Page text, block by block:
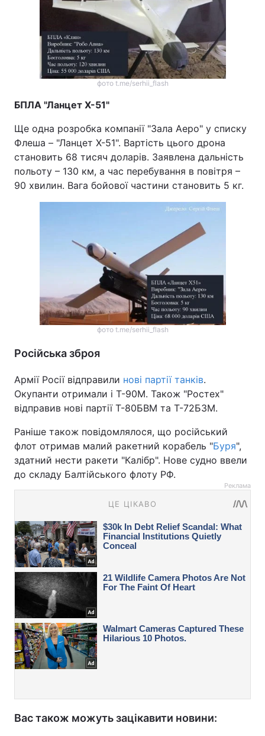
фото t.me/serhii_flash
БПЛА "Ланцет Х-51"
Ще одна розробка компанії "Зала Аеро" у списку
Флеша – "Ланцет Х-51". Вартість цього дрона
становить 68 тисяч доларів. Заявлена дальність
польоту – 130 км, а час перебування в повітря –
90 хвилин. Вага бойової частини становить 5 кг.
фото t.me/serhii_flash
Російська зброя
Армії Росії відправили нові партії танків.
Окупанти отримали і Т-90М. Також "Ростех"
відправив нові партії Т-80БВМ та Т-72Б3М.
Раніше також повідомлялося, що російський
флот отримав малий ракетний корабель "Буря",
здатний нести ракети "Калібр". Нове судно ввели
до складу Балтійського флоту РФ.
Реклама
Вас також можуть зацікавити новини: